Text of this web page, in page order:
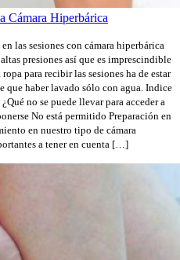
Cámara Hiperbárica
las sesiones con cámara hiperbárica
presiones así que es imprescindible
para recibir las sesiones ha de estar
que haber lavado sólo con agua. Indice
no se puede llevar para acceder a
No está permitido Preparación en
en nuestro tipo de cámara
a tener en cuenta […]